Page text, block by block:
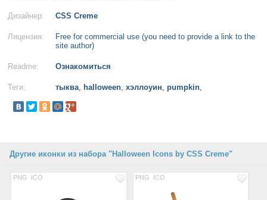
Дизайнер: CSS Creme
Лицензия:
Free for commercial use (you need to provide a link to the
site author)
Readme: Ознакомиться
Теги: тыква, halloween, хэллоуин, pumpkin,
Другие иконки из набора "Halloween Icons by CSS Creme"
PNG ICO PNG ICO